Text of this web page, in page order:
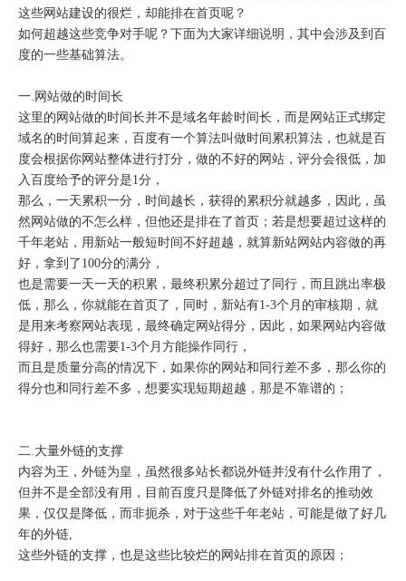
这些网站建设的很烂，却能排在首页呢？
如何超越这些竞争对手呢？下面为大家详细说明，其中会涉及到百
度的一些基础算法。
一.网站做的时间长
这里的网站做的时间长并不是域名年龄时间长，而是网站正式绑定
域名的时间算起来，百度有一个算法叫做时间累积算法，也就是百
度会根据你网站整体进行打分，做的不好的网站，评分会很低，加
入百度给予的评分是1分，
那么，一天累积一分，时间越长，获得的累积分就越多，因此，虽
然网站做的不怎么样，但他还是排在了首页；若是想要超过这样的
千年老站，用新站一般短时间不好超越，就算新站网站内容做的再
好，拿到了100分的满分，
也是需要一天一天的积累，最终积累分超过了同行，而且跳出率极
低，那么，你就能在首页了，同时，新站有1-3个月的审核期，就
是用来考察网站表现，最终确定网站得分，因此，如果网站内容做
得好，那么也需要1-3个月方能操作同行，
而且是质量分高的情况下，如果你的网站和同行差不多，那么你的
得分也和同行差不多，想要实现短期超越，那是不靠谱的；
二.大量外链的支撑
内容为王，外链为皇，虽然很多站长都说外链并没有什么作用了，
但并不是全部没有用，目前百度只是降低了外链对排名的推动效
果，仅仅是降低，而非扼杀，对于这些千年老站，可能是做了好几
年的外链,
这些外链的支撑，也是这些比较烂的网站排在首页的原因；